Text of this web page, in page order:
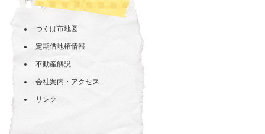
つくば市地図
定期借地権情報
不動産解説
会社案内・アクセス
リンク